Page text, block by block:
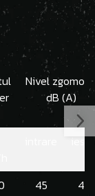
Nivel
dB (A)
45 49